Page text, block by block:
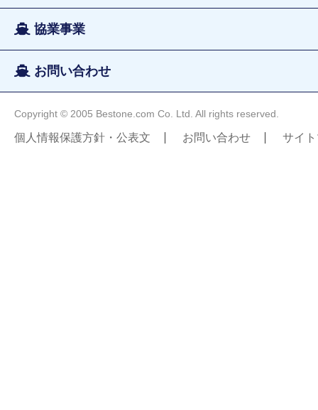
協業事業
お問い合わせ
Copyright © 2005 Bestone.com Co. Ltd. All rights reserved.
個人情報保護方針・公表文 お問い合わせ サイ